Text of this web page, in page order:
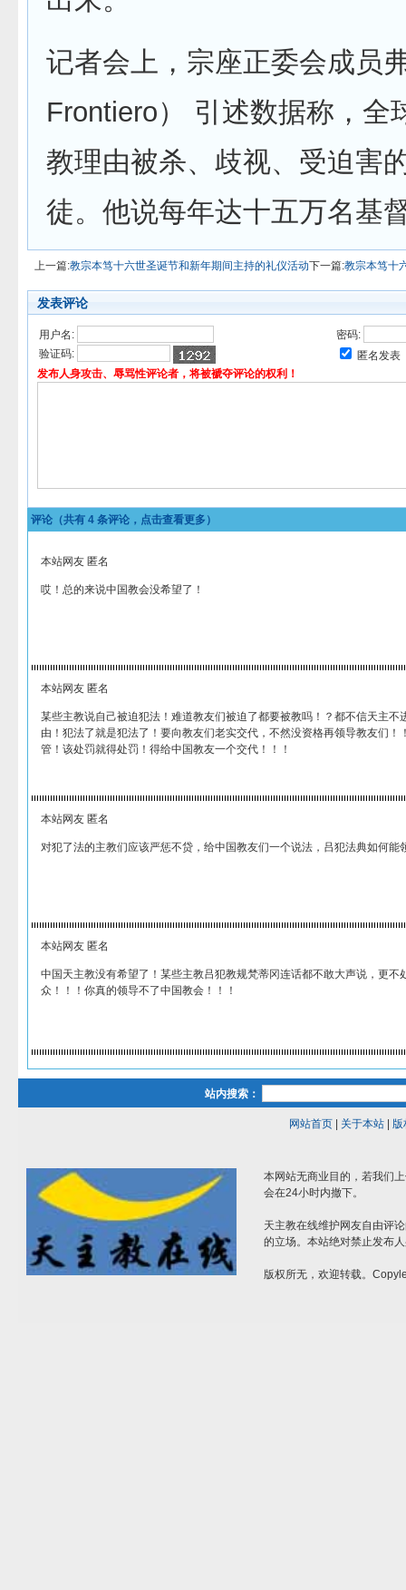
记者会上，宗座正委会成员
Frontiero） 引述数据称，全
教理由被杀、歧视、受迫害
徒。他说每年达十五万名基
上一篇:教宗本笃十六世圣诞节和新年期间主持的礼仪活动下一篇:教宗本笃十
发表评论
用户名:
密码:
验证码:
匿名发表
发布人身攻击、辱骂性评论者，将被褫夺评论的权利！
评论（共有 4 条评论，点击查看更多）
本站网友 匿名
哎！总的来说中国教会没希望了！
本站网友 匿名
某些主教说自己被迫犯法！难道教友们被迫了都要被教吗！？都不信天主不
由！犯法了就是犯法了！要向教友们老实交代，不然没资格再领导教友们！
管！该处罚就得处罚！得给中国教友一个交代！！！
本站网友 匿名
对犯了法的主教们应该严惩不贷，给中国教友们一个说法，吕犯法典如何能
本站网友 匿名
中国天主教没有希望了！某些主教吕犯教规梵蒂冈连话都不敢大声说，更不
众！！！你真的领导不了中国教会！！！
站内搜索：
网站首页| 关于本站| 版
本网站无商业目的，若我们
会在24小时内撤下。
天主教在线维护网友自由评
的立场。本站绝对禁止发布
版权所无，欢迎转载。